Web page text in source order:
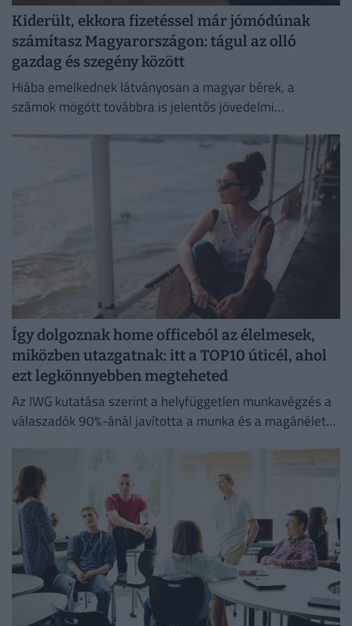
Kiderült, ekkora fizetéssel már jómódúnak
számítasz Magyarországon: tágul az olló
gazdag és szegény között
Hiába emelkednek látványosan a magyar bérek, a
számok mögött továbbra is jelentős jövedelmi
Így dolgoznak home officeból az élelmesek,
miközben utazgatnak: itt a TOP10 úticél, ahol
ezt legkönnyebben megteheted
Az IWG kutatása szerint a helyfüggetlen munkavégzés a
válaszadók 90%-ánál javította a munka és a magánélet